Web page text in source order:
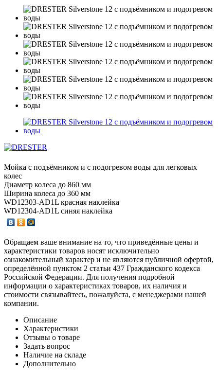
Мойка с подъёмником и с подогревом воды для легковых
колес
Диаметр колеса до 860 мм
Ширина колеса до 360 мм
WD12303-AD1L красная наклейка
WD12304-AD1L синяя наклейка
Обращаем ваше внимание на то, что приведённые цены и
характеристики товаров носят исключительно
ознакомительный характер и не являются публичной офертой,
определённой пунктом 2 статьи 437 Гражданского кодекса
Российской Федерации. Для получения подробной
информации о характеристиках товаров, их наличия и
стоимости связывайтесь, пожалуйста, с менеджерами нашей
компании.
Описание
Характеристики
Отзывы о товаре
Задать вопрос
Наличие на складе
Дополнительно